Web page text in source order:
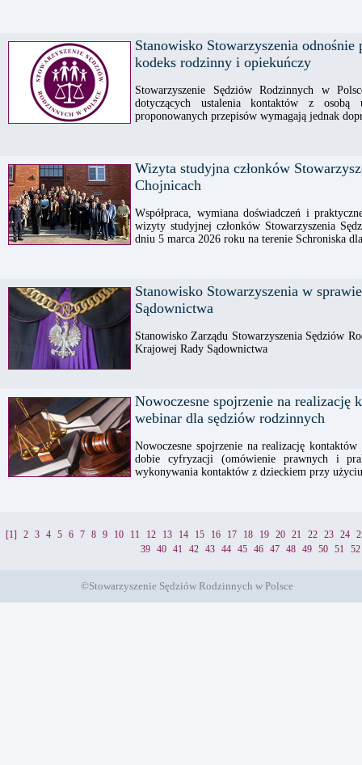
Stanowisko Stowarzyszenia
kodeks rodzinny i opiekuńczy
Stowarzyszenie Sędziów Rodzinnych w
dotyczących ustalenia kontaktów z osobą
proponowanych przepisów wymagają jednak
Wizyta studyjna członków
Chojnicach
Współpraca, wymiana doświadczeń i
wizyty studyjnej członków Stowarzyszenia
dniu 5 marca 2026 roku na terenie Schroniska
Stanowisko Stowarzyszenia w
Sądownictwa
Stanowisko Zarządu Stowarzyszenia Sędziów
Krajowej Rady Sądownictwa
Nowoczesne spojrzenie na realizację
webinar dla sędziów rodzinnych
Nowoczesne spojrzenie na realizację
dobie cyfryzacji (omówienie prawnych i
wykonywania kontaktów z dzieckiem przy
[1] 2 3 4 5 6 7 8 9 10 11 12 13 14 15 16 17 18 19 20 21 22 23 24
39
40 41 42 43 44 45 46 47 48 49 50 51 52
©Stowarzyszenie Sędziów Rodzinnych w Polsce